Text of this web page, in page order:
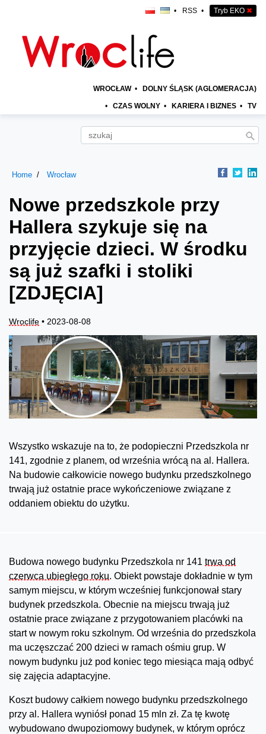
• RSS • Tryb EKO ✖
WROCŁAW • DOLNY ŚLĄSK (AGLOMERACJA)
• CZAS WOLNY • KARIERA I BIZNES • TV
Home Wrocław
Nowe przedszkole przy
Hallera szykuje się na
przyjęcie dzieci. W środku
są już szafki i stoliki
[ZDJĘCIA]
Wroclife • 2023-08-08
Wszystko wskazuje na to, że podopieczni Przedszkola nr
141, zgodnie z planem, od września wrócą na al. Hallera.
Na budowie całkowicie nowego budynku przedszkolnego
trwają już ostatnie prace wykończeniowe związane z
oddaniem obiektu do użytku.
Budowa nowego budynku Przedszkola nr 141 trwa od
czerwca ubiegłego roku. Obiekt powstaje dokładnie w tym
samym miejscu, w którym wcześniej funkcjonował stary
budynek przedszkola. Obecnie na miejscu trwają już
ostatnie prace związane z przygotowaniem placówki na
start w nowym roku szkolnym. Od września do przedszkola
ma uczęszczać 200 dzieci w ramach ośmiu grup. W
nowym budynku już pod koniec tego miesiąca mają odbyć
się zajęcia adaptacyjne.
Koszt budowy całkiem nowego budynku przedszkolnego
przy al. Hallera wyniósł ponad 15 mln zł. Za tę kwotę
wybudowano dwupoziomowy budynek, w którym oprócz